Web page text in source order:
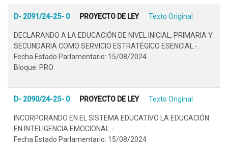
D- 2091/24-25- 0 PROYECTO DE LEY Texto Original
DECLARANDO A LA EDUCACIÓN DE NIVEL INICIAL, PRIMARIA Y
SECUNDARIA COMO SERVICIO ESTRATÉGICO ESENCIAL.-.
Fecha Estado Parlamentario: 15/08/2024
Bloque: PRO
D- 2090/24-25- 0 PROYECTO DE LEY Texto Original
INCORPORANDO EN EL SISTEMA EDUCATIVO LA EDUCACIÓN
EN INTELIGENCIA EMOCIONAL.-.
Fecha Estado Parlamentario: 15/08/2024